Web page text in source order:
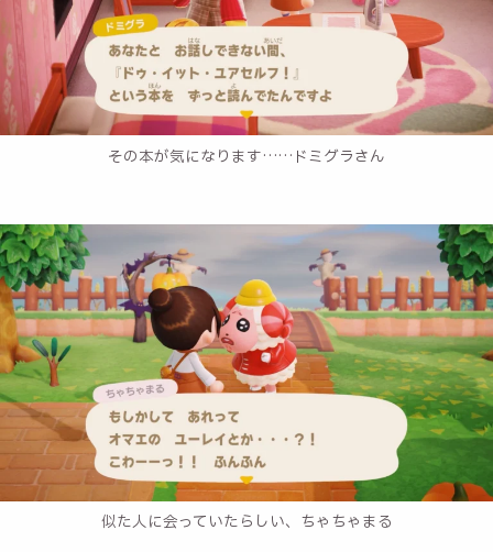
その本が気になります……ドミグラさん
似た人に会っていたらしい、ちゃちゃまる